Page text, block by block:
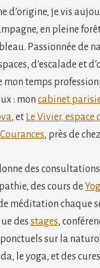
d’origine, je vis
en pleine
Passionnée de
d’escalade et
mon temps
: mon cabinet
, et Le Vivier, espace
, près de
des
des cours de
méditation chaque
des stages,
sur la
le yoga, et des